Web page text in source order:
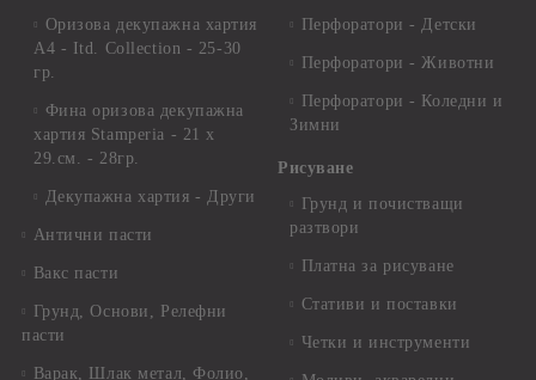
Оризова декупажна хартия
А4 - Itd. Collection - 25-30
гр.
Фина оризова декупажна
хартия Stamperia - 21 х
29.см. - 28гр.
Декупажна хартия - Други
Антични пасти
Вакс пасти
Грунд, Основи, Релефни
пасти
Варак, Шлак метал, Фолио,
Перфоратори - Детски
Перфоратори - Животни
Перфоратори - Коледни и
Зимни
Рисуване
Грунд и почистващи
разтвори
Платна за рисуване
Стативи и поставки
Четки и инструменти